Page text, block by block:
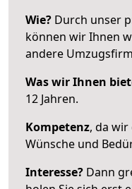
Wie? Durch unser
können wir Ihnen
andere
Was wir Ihnen
12 Jahren.
Kompetenz, da
Wünsche und
Interesse? Dann